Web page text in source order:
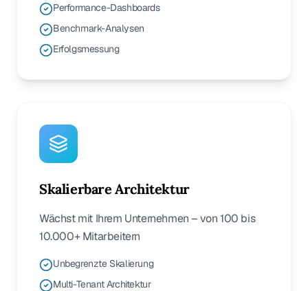
Performance-Dashboards
Benchmark-Analysen
Erfolgsmessung
Skalierbare Architektur
Wächst mit Ihrem Unternehmen – von 100 bis
10.000+ Mitarbeitern
Unbegrenzte Skalierung
Multi-Tenant Architektur